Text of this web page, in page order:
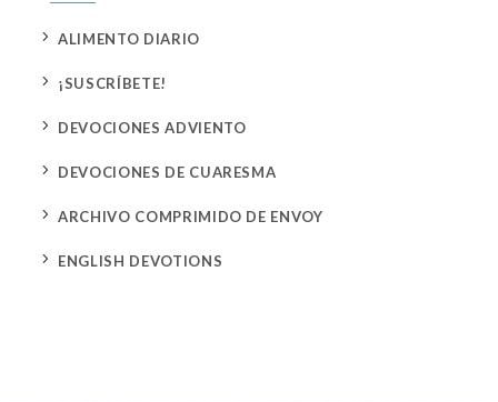
5 ALIMENTO DIARIO
5 ¡SUSCRÍBETE!
5 DEVOCIONES ADVIENTO
5 DEVOCIONES DE CUARESMA
5 ARCHIVO COMPRIMIDO DE ENVOY
5 ENGLISH DEVOTIONS